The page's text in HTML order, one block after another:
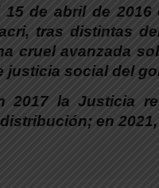
15 de abril de 2016
tras distintas
cruel avanzada
justicia social del
2017 la Justicia
en